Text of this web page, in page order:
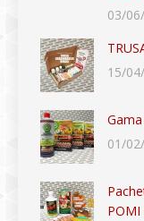
03/
15/
01/
POMI